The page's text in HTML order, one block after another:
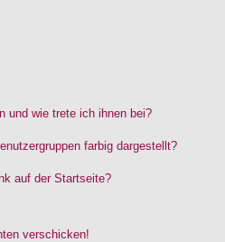
und wie trete ich ihnen bei?
farbig dargestellt?
auf der Startseite?
verschicken!